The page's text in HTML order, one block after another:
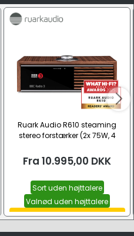
Ruark Audio R610 steaming
stereo forstærker (2x 75W, 4
Fra 10.995,00 DKK
Sort uden højttalere
Valnød uden højttalere
Valnød med Sabre-R højttalere